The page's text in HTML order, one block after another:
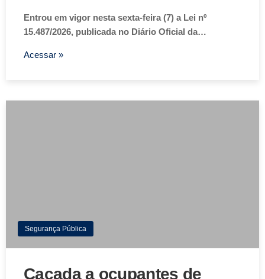
Entrou em vigor nesta sexta-feira (7) a Lei nº
15.487/2026, publicada no Diário Oficial da…
Acessar »
Segurança Pública
Caçada a ocupantes de